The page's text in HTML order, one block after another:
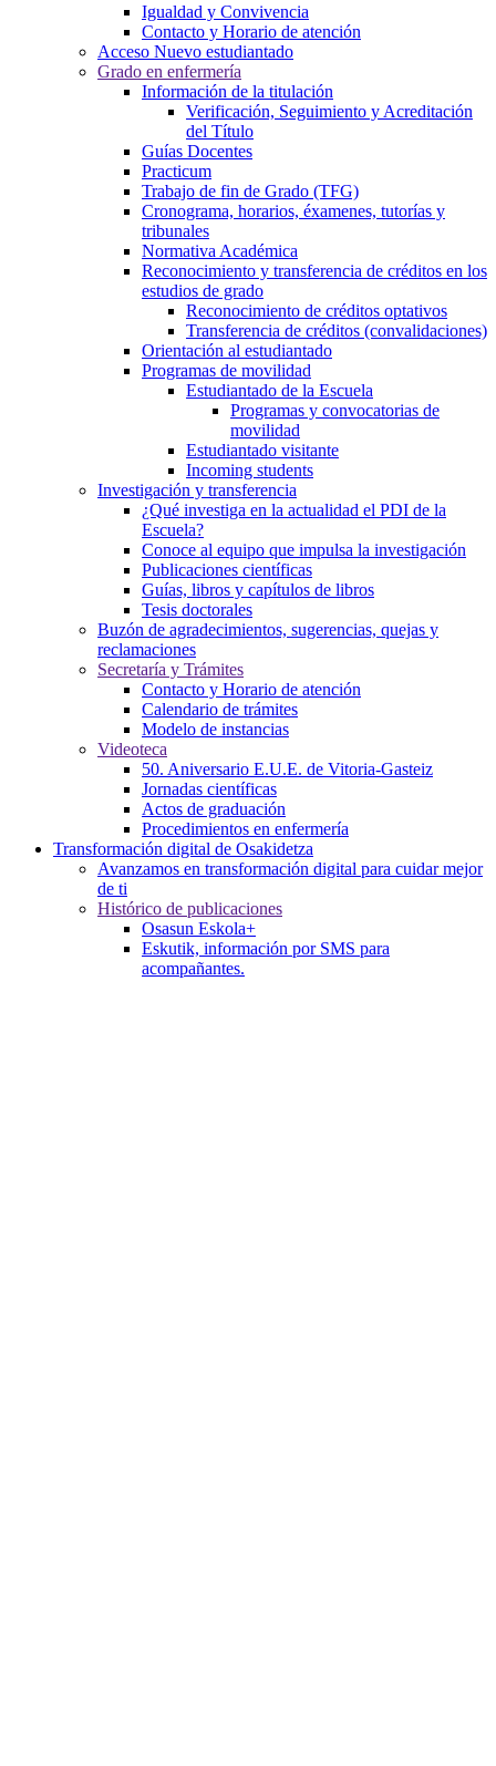
Igualdad y Convivencia
Contacto y Horario de atención
Acceso Nuevo estudiantado
Grado en enfermería
Información de la titulación
Verificación, Seguimiento y Acreditación
del Título
Guías Docentes
Practicum
Trabajo de fin de Grado (TFG)
Cronograma, horarios, éxamenes, tutorías y
tribunales
Normativa Académica
Reconocimiento y transferencia de créditos en los
estudios de grado
Reconocimiento de créditos optativos
Transferencia de créditos (convalidaciones)
Orientación al estudiantado
Programas de movilidad
Estudiantado de la Escuela
Programas y convocatorias de
movilidad
Estudiantado visitante
Incoming students
Investigación y transferencia
¿Qué investiga en la actualidad el PDI de la
Escuela?
Conoce al equipo que impulsa la investigación
Publicaciones científicas
Guías, libros y capítulos de libros
Tesis doctorales
Buzón de agradecimientos, sugerencias, quejas y
reclamaciones
Secretaría y Trámites
Contacto y Horario de atención
Calendario de trámites
Modelo de instancias
Videoteca
50. Aniversario E.U.E. de Vitoria-Gasteiz
Jornadas científicas
Actos de graduación
Procedimientos en enfermería
Transformación digital de Osakidetza
Avanzamos en transformación digital para cuidar mejor
de ti
Histórico de publicaciones
Osasun Eskola+
Eskutik, información por SMS para
acompañantes.